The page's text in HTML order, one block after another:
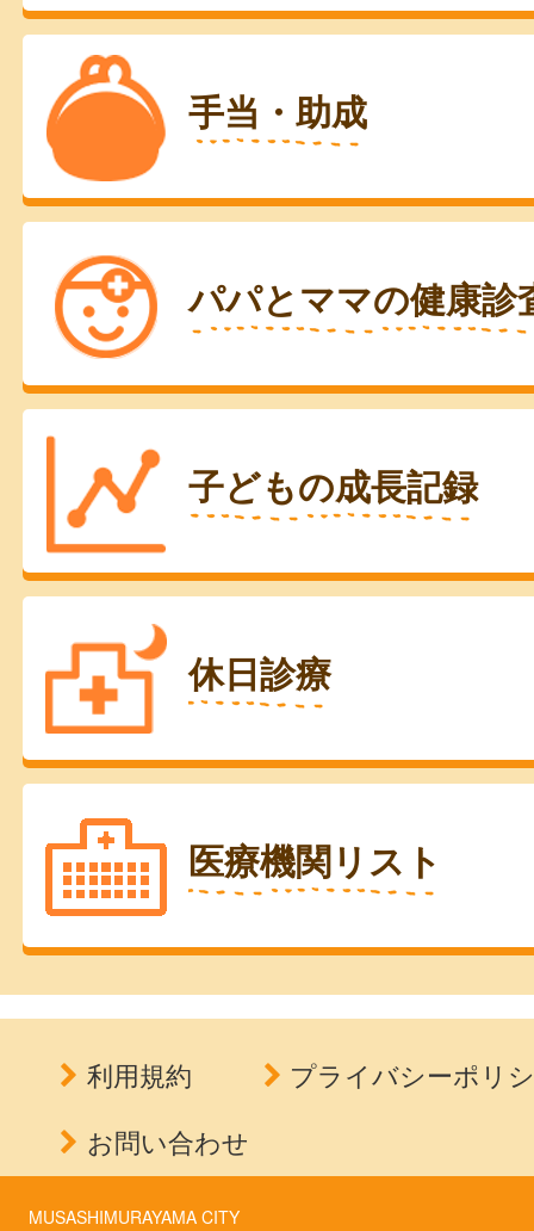
手当・助成
パパとママの健康診
子どもの成長記録
休日診療
医療機関リスト
利用規約
プライバシーポリ
お問い合わせ
MUSASHIMURAYAMA CITY